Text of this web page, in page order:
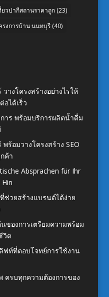
ยวปากีสถานราคาถูก(23)
รงการบ้าน นนทบุรี(40)
างโครงสร้างอย่างไรให้
ได้เร็ว
าร พร้อมบริการผลิตน้ำดื่ม
ร้อมวางโครงสร้าง SEO
ค้า
Absprachen für Ihr
ช่วยสร้างแบรนด์ได้ง่าย
ของการเตรียมความพร้อม
วิต
ฟท์ที่ตอบโจทย์การใช้งาน
ครบทุกความต้องการของ